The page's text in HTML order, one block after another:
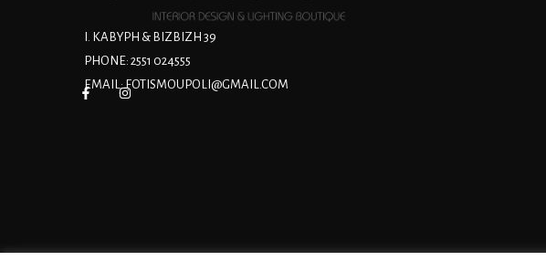
Ι. ΚΑΒΥΡΗ & ΒΙΖΒΙΖΗ 39
PHONE: 2551 024555
EMAIL:FOTISMOUPOLI@GMAIL.COM